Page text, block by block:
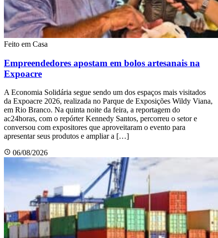
Feito em Casa
Empreendedores apostam em bolos artesanais na
Expoacre
A Economia Solidária segue sendo um dos espaços mais visitados
da Expoacre 2026, realizada no Parque de Exposições Wildy Viana,
em Rio Branco. Na quinta noite da feira, a reportagem do
ac24horas, com o repórter Kennedy Santos, percorreu o setor e
conversou com expositores que aproveitaram o evento para
apresentar seus produtos e ampliar a […]
06/08/2026